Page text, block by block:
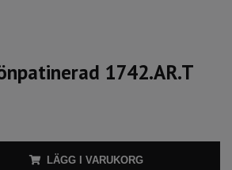
1742.AR.T
LÄGG I VARUKORG